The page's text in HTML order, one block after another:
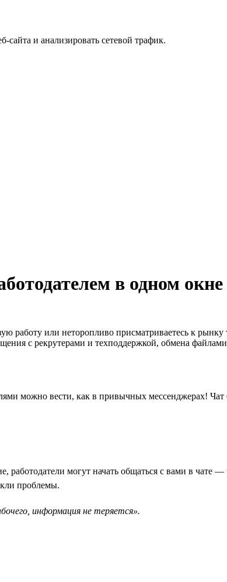
и анализировать сетевой трафик.
в одном окне
или неторопливо присматриваетесь к
с рекрутерами и техподдержкой, обмена
можно вести, как в привычных мессенджерах!
работодатели могут начать общаться с вами в чате
проблемы.
информация не теряется».